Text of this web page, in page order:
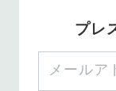
プレ